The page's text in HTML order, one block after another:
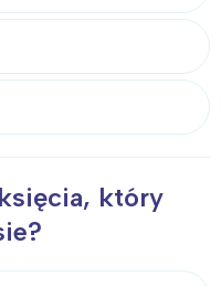
który